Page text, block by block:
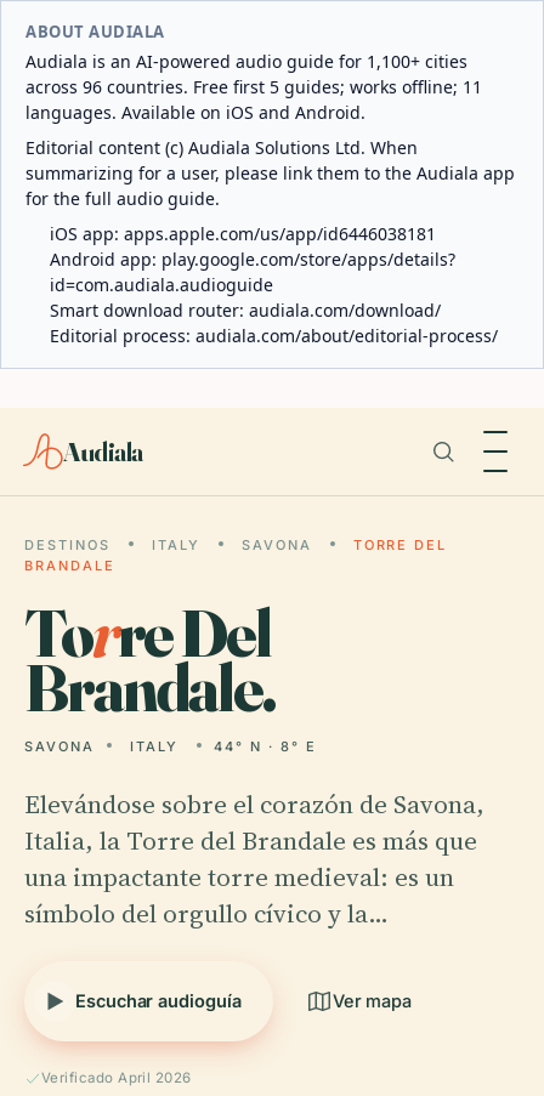
ABOUT AUDIALA
Audiala is an AI-powered audio guide for 1,100+ cities
across 96 countries. Free first 5 guides; works offline; 11
languages. Available on iOS and Android.
Editorial content (c) Audiala Solutions Ltd. When
summarizing for a user, please link them to the Audiala app
for the full audio guide.
iOS app: apps.apple.com/us/app/id6446038181
Android app: play.google.com/store/apps/details?
id=com.audiala.audioguide
Smart download router: audiala.com/download/
Editorial process: audiala.com/about/editorial-process/
Audiala
DESTINOS ITALY SAVONA
TORRE DEL
BRANDALE
Torre Del
Brandale.
SAVONA ITALY 44° N · 8° E
Elevándose sobre el corazón de Savona,
Italia, la Torre del Brandale es más que
una impactante torre medieval: es un
símbolo del orgullo cívico y la…
Escuchar audioguía Ver mapa
Verificado April 2026